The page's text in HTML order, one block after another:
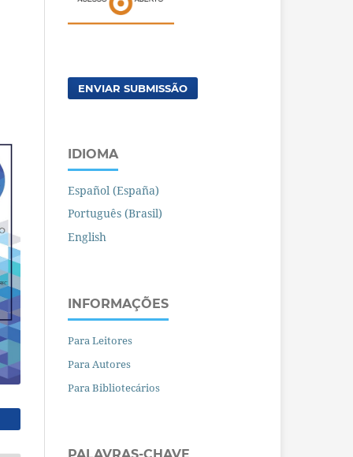
ENVIAR SUBMISSÃO
IDIOMA
Español (España)
Português (Brasil)
English
INFORMAÇÕES
Para Leitores
Para Autores
Para Bibliotecários